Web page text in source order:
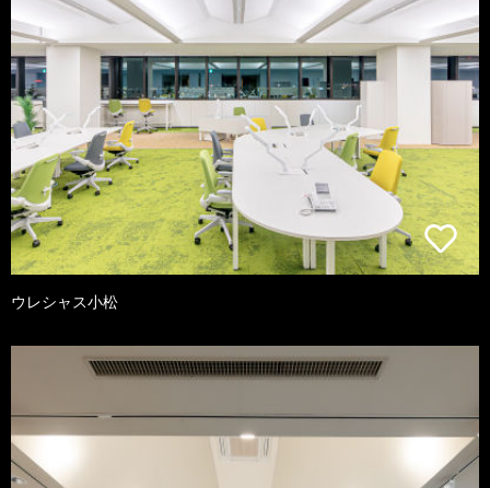
ウレシャス小松